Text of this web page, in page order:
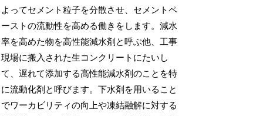
よってセメント粒子を分散させ、セメントペ
ーストの流動性を高める働きをします。減水
率を高めた物を高性能減水剤と呼ぶ他、工事
現場に搬入された生コンクリートにたいし
て、遅れて添加する高性能減水剤のことを特
に流動化剤と呼びます。下水剤を用いること
でワーカビリティの向上や凍結融解に対する